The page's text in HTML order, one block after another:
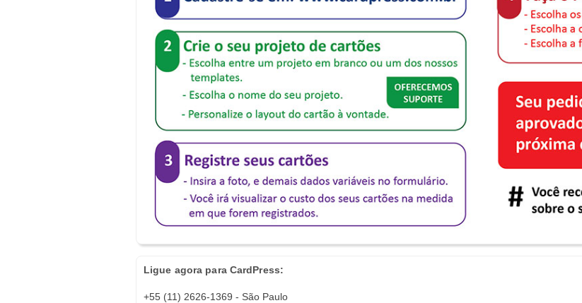
Ligue agora para CardPress:
+55 (11) 2626-1369 - São Paulo